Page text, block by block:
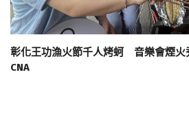
彰化王功漁火節千人烤蚵 音樂會煙火
CNA